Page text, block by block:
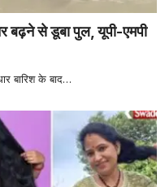
से डूबा पुल, यूपी-एमपी
बारिश के बाद…